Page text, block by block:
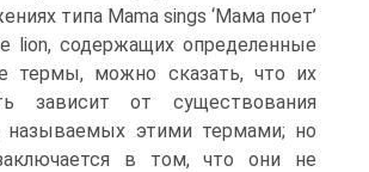
типа Mama sings ‘Мама поет’
lion, содержащих определенные
термы, можно сказать, что их
зависит от существования
называе­мых этими термами; но
в том, что они не